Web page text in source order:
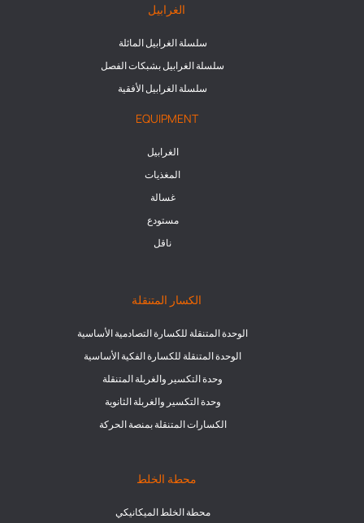
الغرابيل
سلسلة الغرابيل المائلة
سلسلة الغرابيل بشبكات الفصل
سلسلة الغرابيل الأفقية
EQUIPMENT
الغرابيل
المغذيات
غسالة
مستودع
ناقل
الكسار المتنقلة
الوحدة المتنقلة للكسارة التصادمية الأساسية
الوحدة المتنقلة للكسارة الفكية الأساسية
وحدة التكسير والغربلة المتنقلة
وحدة التكسير والغربلة الثانوية
الكسارات المتنقلة بمنصة الحركة
محطة الخلط
محطة الخلط الميكانيكي